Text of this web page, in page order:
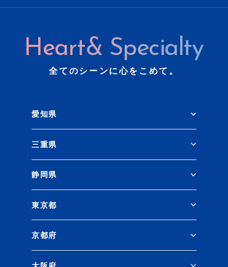
Heart& Specialty
全てのシーンに心をこめて。
愛知県
三重県
静岡県
東京都
京都府